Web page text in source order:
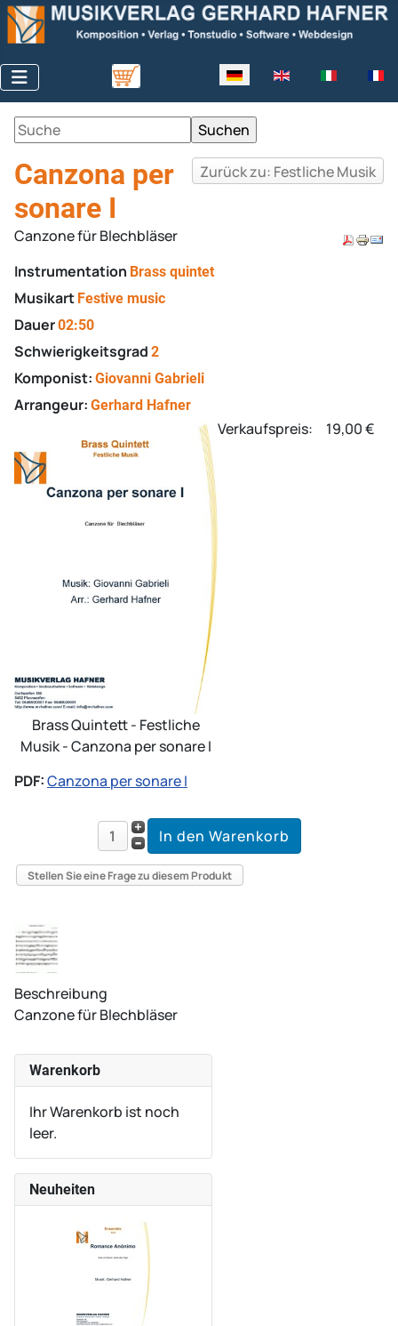
Sprache auswählen
Zurück zu: Festliche Musik
Canzona per
sonare I
Canzone für Blechbläser
Instrumentation Brass quintet
Musikart Festive music
Dauer02:50
Schwierigkeitsgrad 2
Komponist: Giovanni Gabrieli
Arrangeur: Gerhard Hafner
Brass Quintett - Festliche
Musik - Canzona per sonare I
Verkaufspreis: 19,00 €
PDF:Canzona per sonare I
Stellen Sie eine Frage zu diesem Produkt
Beschreibung
Canzone für Blechbläser
Warenkorb
Ihr Warenkorb ist noch
leer.
Neuheiten